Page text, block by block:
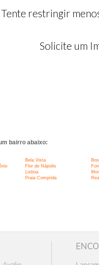
Tente restringir
Solicite um
bairro abaixo:
Bela Vista
Flor de Nápolis
Lisboa
Praia Comprida